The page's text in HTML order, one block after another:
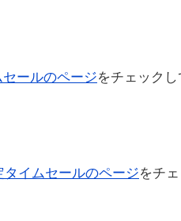
ールのページをチェック
タイムセールのページをチ